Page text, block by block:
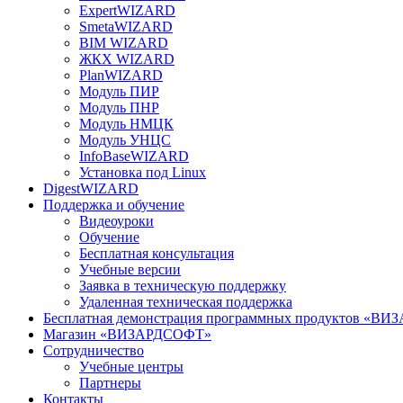
ExpertWIZARD
SmetaWIZARD
BIM WIZARD
ЖКХ WIZARD
PlanWIZARD
Модуль ПИР
Модуль ПНР
Модуль НМЦК
Модуль УНЦС
InfoBaseWIZARD
Установка под Linux
DigestWIZARD
Поддержка и обучение
Видеоуроки
Обучение
Бесплатная консультация
Учебные версии
Заявка в техническую поддержку
Удаленная техническая поддержка
Бесплатная демонстрация программных продуктов
Магазин «ВИЗАРДСОФТ»
Сотрудничество
Учебные центры
Партнеры
Контакты